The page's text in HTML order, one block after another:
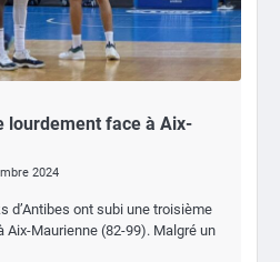
lourdement face à Aix-
2024
d’Antibes ont subi une troisième
Maurienne (82-99). Malgré un